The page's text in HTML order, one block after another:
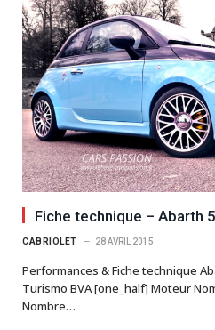
Fiche technique – Abarth
CABRIOLET 28 AVRIL 2015
Performances & Fiche technique
Turismo BVA [one_half] Moteur
Nombre…